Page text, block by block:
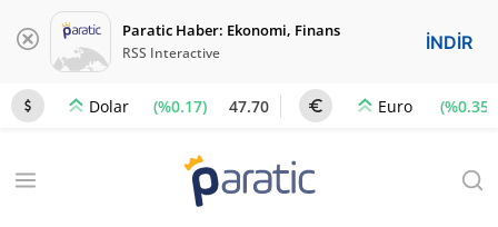
Paratic Haber: Ekonomi, Finans
RSS Interactive İNDİR
Dolar (%0.17) 47.70 Euro (%0.35)